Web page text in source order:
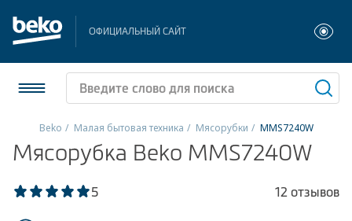
ОФИЦИАЛЬНЫЙ САЙТ
Холодильники и морозильники
Стиральные и сушильные машины
Beko Малая бытовая техника Мясорубки MMS7240W
Мясорубка Beko MMS7240W
5 12 отзывов